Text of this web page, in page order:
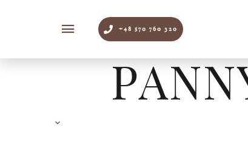
+48 570 760 320